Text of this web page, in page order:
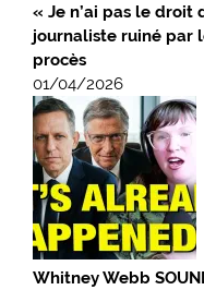
« Je n’ai pas le droit
journaliste ruiné par
procès
01/04/2026
Whitney Webb